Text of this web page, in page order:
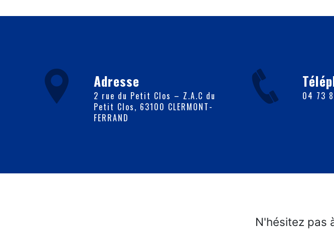
Adresse
2 rue du Petit Clos – Z.A.C du
Petit Clos, 63100 CLERMONT-
FERRAND
04 73
N'hésitez pas